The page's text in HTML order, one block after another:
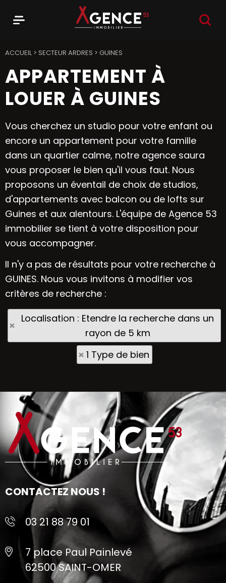
ACCUEIL> SECTEUR ARDRES > GUINES
APPARTEMENT À
LOUER À GUINES
Vous cherchez un studio pour votre enfant ou
encore un appartement pour votre famille
dans un quartier calme, notre agence saura
vous proposer le bien qu'il vous faut. Nous
proposons un éventail de choix de studios,
d'appartements avec balcon ou de lofts sur
Guines et aux alentours. L'équipe de Agence 53
immobilier se tient à votre disposition pour
vous accompagner.
Il n'y a pas de résultats pour votre recherche à
GUINES. Nous vous invitons à modifier vos
critères de recherche :
Localisation : Etendre la recherche dans un
rayon de 5 km
1 Type de bien
CONTACTEZ NOUS !
03 21 88 79 01
7 place Paul Painlevé
62500 SAINT-OMER